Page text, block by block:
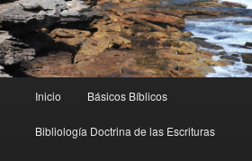
principal
Inicio Básicos Bíblicos
Bibliología Doctrina de las Escrituras